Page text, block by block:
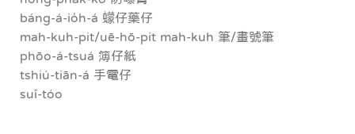
báng-á-io̍h-á 蠓仔藥仔
mah-kuh-pit/uē-hō-pit mah-kuh 筆/畫號筆
phōo-á-tsuá 簿仔紙
tshiú-tiān-á 手電仔
sui̋-tóo